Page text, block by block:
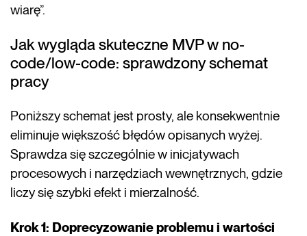
wiarę”.
Jak wygląda skuteczne MVP w no-
code/low-code: sprawdzony schemat
pracy
Poniższy schemat jest prosty, ale konsekwentnie
eliminuje większość błędów opisanych wyżej.
Sprawdza się szczególnie w inicjatywach
procesowych i narzędziach wewnętrznych, gdzie
liczy się szybki efekt i mierzalność.
Krok 1: Doprecyzowanie problemu i wartości